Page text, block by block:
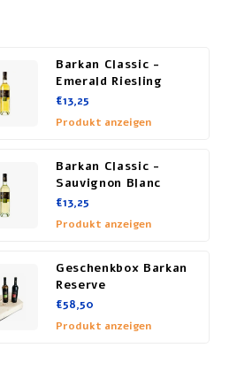
Barkan Classic -
Emerald Riesling
€13,25
Produkt anzeigen
Barkan Classic -
Sauvignon Blanc
€13,25
Produkt anzeigen
Geschenkbox Barkan
Reserve
€58,50
Produkt anzeigen